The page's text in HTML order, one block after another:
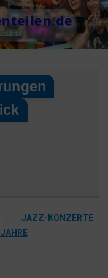
|
JAZZ-KONZERTE